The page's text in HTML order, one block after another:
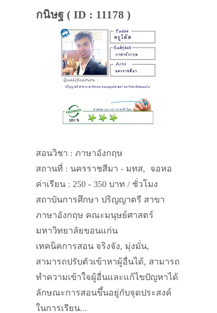
กนิษฐ ( ID : 11178 )
สอนวิชา : ภาษาอังกฤษ
สถานที่ : นครราชสีมา - มทส, จอหอ
ค่าเรียน : 250 - 350 บาท / ชั่วโมง
สถาบันการศึกษา ปริญญาตรี สาขา
ภาษาอังกฤษ คณะมนุษย์ศาสตร์
มหาวิทยาลัยขอนแก่น
เทคนิคการสอน จริงจัง, มุ่งมั่น,
สามารถปรับตัวเข้าหาผู้อื่นได้, สามารถ
ทำความเข้าใจผู้อื่นและแก้ไขปัญหาได้
ลักษณะการสอนขึ้นอยู่กับจุดประสงค์
ในการเรียน...